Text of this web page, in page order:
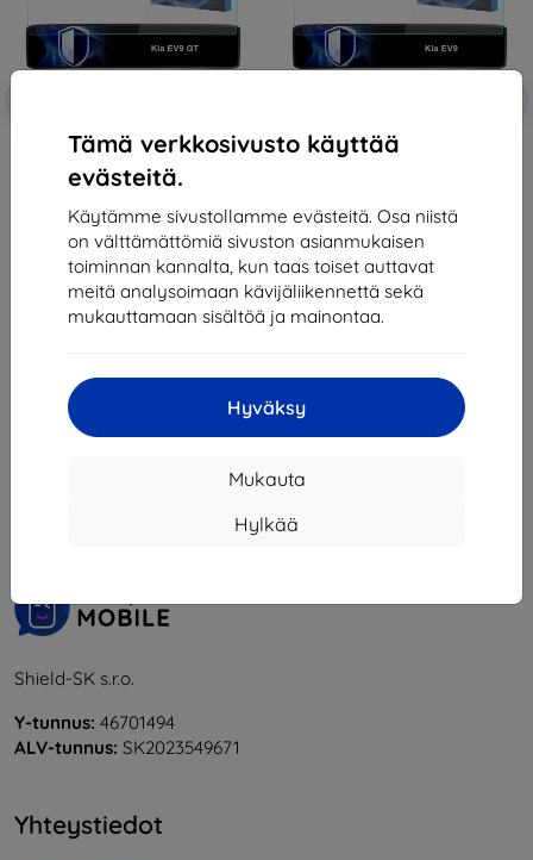
Tämä verkkosivusto käyttää
evästeitä.
Käytämme sivustollamme evästeitä. Osa niistä
on välttämättömiä sivuston asianmukaisen
toiminnan kannalta, kun taas toiset auttavat
meitä analysoimaan kävijäliikennettä sekä
mukauttamaan sisältöä ja mainontaa.
Hyväksy
Mukauta
Hylkää
3mk TechWrap Matte Center
Display Protective film for Kia
EV9 GT 2024-
46,71 €
Varastossa > 5 kpl
3mk TechWrap Matte Center
Display Protective film for Kia
46,71 €
Varastossa > 5 kpl
yhteensä6.
Shield-SK s.r.o.
Y-tunnus: 46701494
ALV-tunnus: SK2023549671
Yhteystiedot